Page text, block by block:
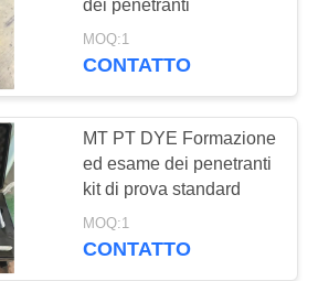
della
dei raggi
35
dei penetranti
MOQ:1
CONTATTO
MT PT DYE Formazione
ed esame dei penetranti
kit di prova standard
MOQ:1
CONTATTO